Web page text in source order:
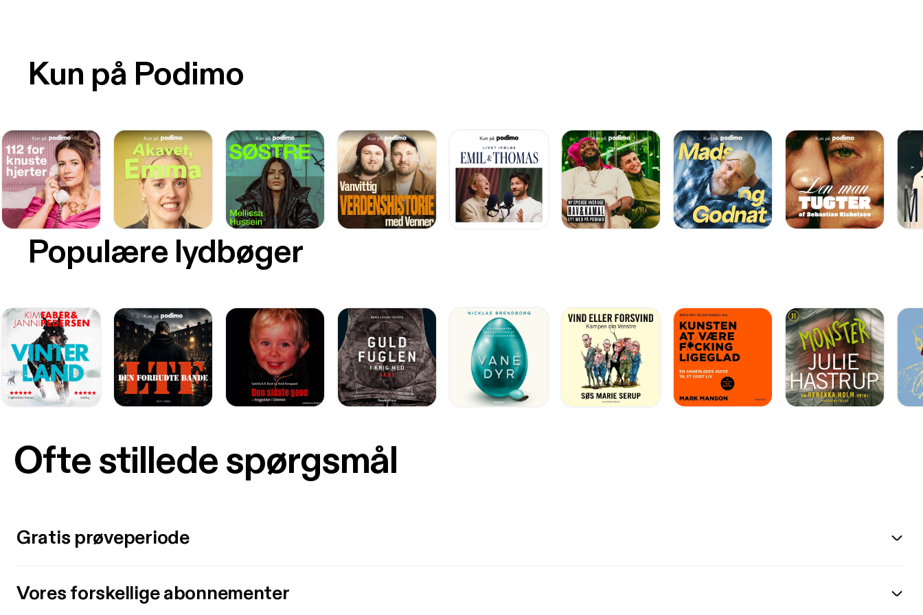
Kun på Podimo
Populære lydbøger
Ofte stillede spørgsmål
Gratis prøveperiode
Vores forskellige abonnementer